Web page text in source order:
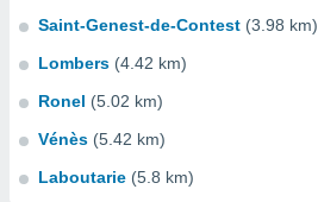
Saint-Genest-de-Contest (3.98 km)
Lombers (4.42 km)
Ronel (5.02 km)
Vénès (5.42 km)
Laboutarie (5.8 km)